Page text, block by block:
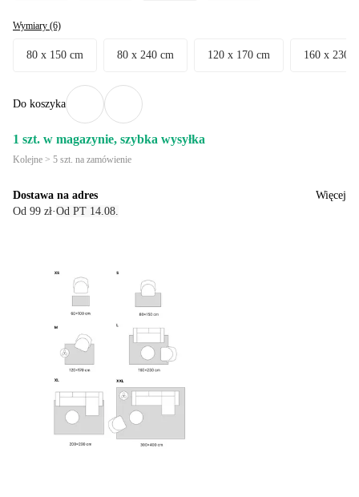
Wymiary (6)
80 x 150 cm 80 x 240 cm 120 x 170 cm 160 x 230
Do koszyka
1 szt. w magazynie, szybka wysyłka
Kolejne > 5 szt. na zamówienie
Dostawa na adres
Od 99 zł·Od PT 14.08.
Więcej